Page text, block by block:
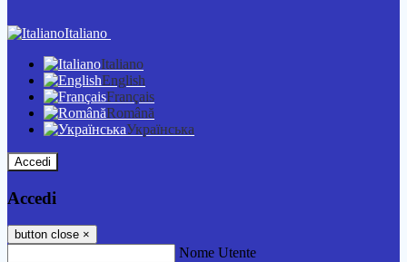
Italiano
Italiano
English
Français
Română
Українська
Accedi
Accedi
button close ×
Nome Utente